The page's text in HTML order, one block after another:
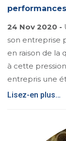
24 Nov 2020 -
son entreprise
en raison de la
à cette
entrepris une
Lisez-en plus…